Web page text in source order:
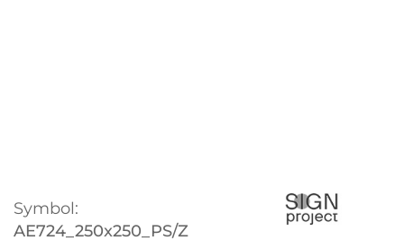
Symbol:
AE724_250x250_PS/Z